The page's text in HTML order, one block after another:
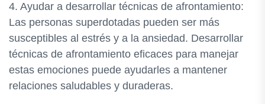
4. Ayudar a desarrollar técnicas de afrontamiento:
Las personas superdotadas pueden ser más
susceptibles al estrés y a la ansiedad. Desarrollar
técnicas de afrontamiento eficaces para manejar
estas emociones puede ayudarles a mantener
relaciones saludables y duraderas.